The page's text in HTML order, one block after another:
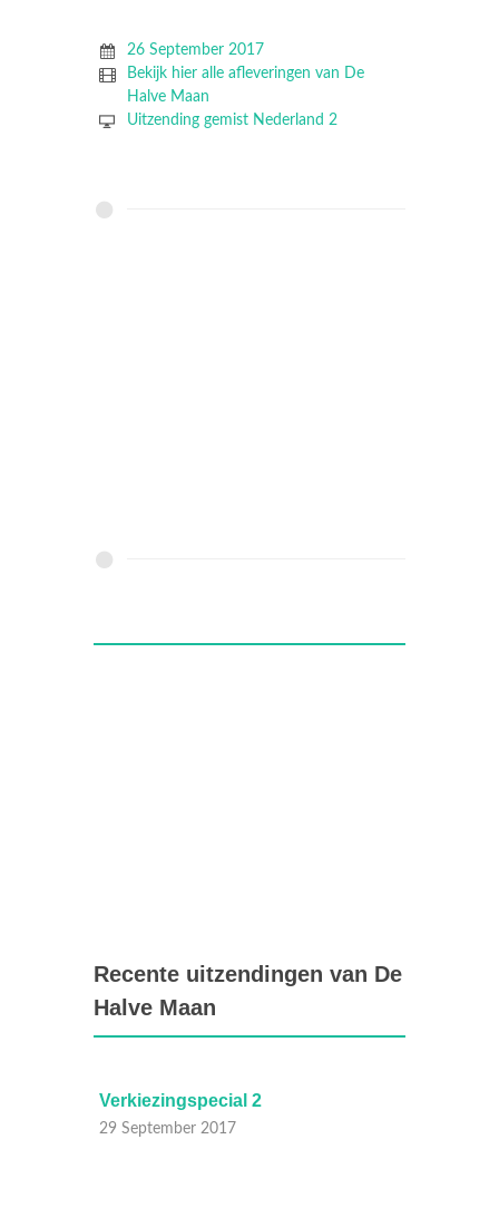
26 September 2017
Bekijk hier alle afleveringen van De
Halve Maan
Uitzending gemist Nederland 2
Recente uitzendingen van De
Halve Maan
Verkiezingspecial 2
29 September 2017